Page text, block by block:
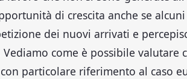
di crescita anche se
dei nuovi arrivati e
Vediamo come è possibile valutare
particolare riferimento al caso